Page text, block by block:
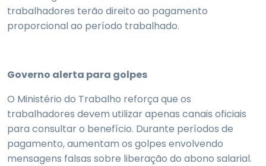
trabalhadores terão direito ao pagamento
proporcional ao período trabalhado.
Governo alerta para golpes
O Ministério do Trabalho reforça que os
trabalhadores devem utilizar apenas canais oficiais
para consultar o benefício. Durante períodos de
pagamento, aumentam os golpes envolvendo
mensagens falsas sobre liberação do abono salarial.